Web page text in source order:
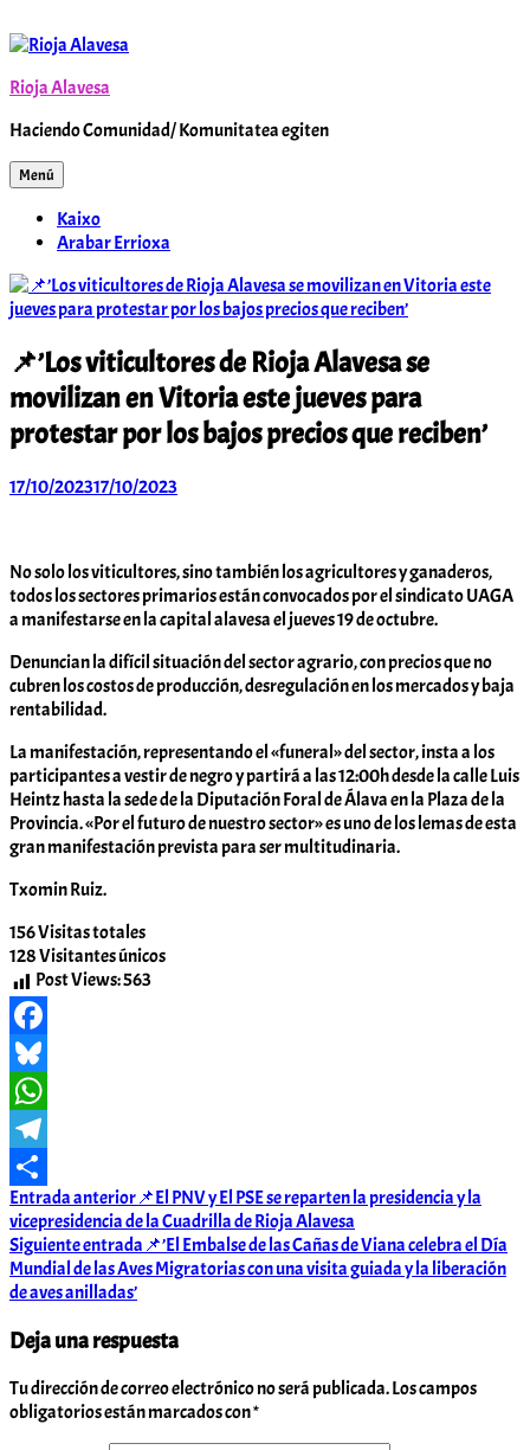
al
Rioja Alavesa
Haciendo Comunidad/ Komunitatea egiten
Menú
Kaixo
Arabar Errioxa
📌’Los viticultores de Rioja Alavesa se
movilizan en Vitoria este jueves para
protestar por los bajos precios que reciben’
17/10/202317/10/2023
No solo los viticultores, sino también los agricultores y ganaderos,
todos los sectores primarios están convocados por el sindicato UAGA
a manifestarse en la capital alavesa el jueves 19 de octubre.
Denuncian la difícil situación del sector agrario, con precios que no
cubren los costos de producción, desregulación en los mercados y baja
rentabilidad.
La manifestación, representando el «funeral» del sector, insta a los
participantes a vestir de negro y partirá a las 12:00h desde la calle Luis
Heintz hasta la sede de la Diputación Foral de Álava en la Plaza de la
Provincia. «Por el futuro de nuestro sector» es uno de los lemas de esta
gran manifestación prevista para ser multitudinaria.
Txomin Ruiz.
156Visitas totales
128Visitantes únicos
Post Views:563
Facebook
Bluesky
WhatsApp
Telegram
Compartir
Navegación
de
entradas
Entrada anterior📌El PNV y El PSE se reparten la presidencia y la
vicepresidencia de la Cuadrilla de Rioja Alavesa
Siguiente entrada 📌’El Embalse de las Cañas de Viana celebra el Día
Mundial de las Aves Migratorias con una visita guiada y la liberación
de aves anilladas’
Deja una respuesta
Tu dirección de correo electrónico no será publicada.Los campos
obligatorios están marcados con*